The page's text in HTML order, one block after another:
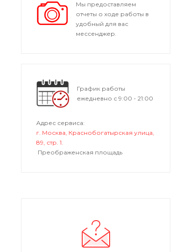
Мы предоставляем
отчеты о ходе работы в
удобный для вас
мессенджер.
График работы
ежедневно с 9:00 - 21:00
Адрес сервиса:
г. Москва, Краснобогатырская улица,
89, стр. 1.
Преображенская площадь